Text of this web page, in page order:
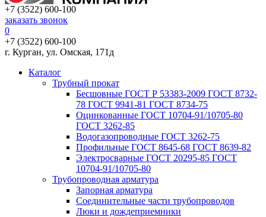
+7 (3522) 600-100
заказать звонок
0
+7 (3522) 600-100
г. Курган, ул. Омская, 171д
Каталог
Трубный прокат
Беcшовные ГОСТ Р 53383-2009 ГОСТ 8732-
78 ГОСТ 9941-81 ГОСТ 8734-75
Оцинкованные ГОСТ 10704-91/10705-80
ГОСТ 3262-85
Водогазопроводные ГОСТ 3262-75
Профильные ГОСТ 8645-68 ГОСТ 8639-82
Электросварные ГОСТ 20295-85 ГОСТ
10704-91/10705-80
Трубопроводная арматура
Запорная арматура
Соединительные части трубопроводов
Люки и дождеприемники